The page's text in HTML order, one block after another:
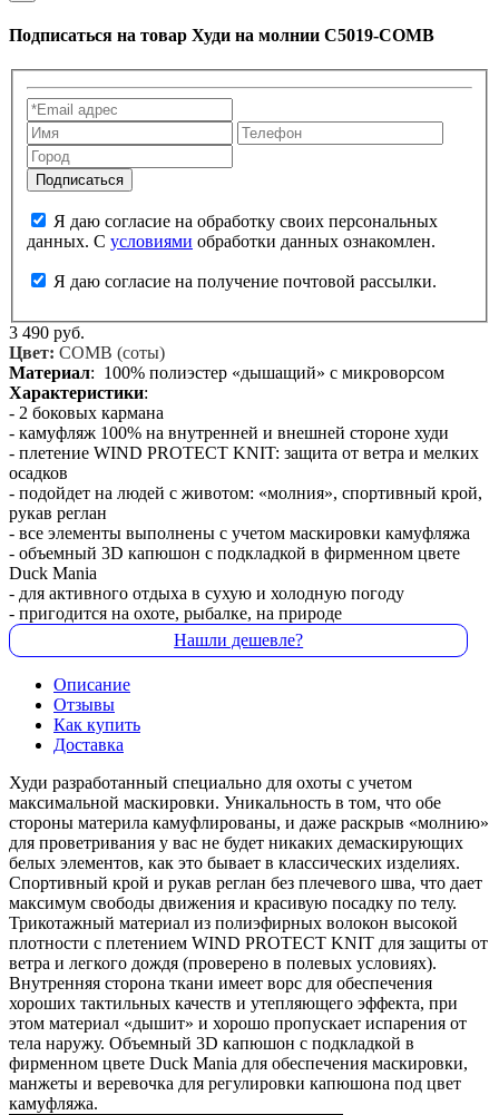
Подписаться на товар Худи на молнии C5019-COMB
данных. С условиями обработки данных ознакомлен.
Я даю согласие на получение почтовой рассылки.
3 490 руб.
Цвет: COMB (соты)
Материал: 100% полиэстер «дышащий» с микроворсом
Характеристики:
- 2 боковых кармана
- камуфляж 100% на внутренней и внешней стороне худи
- плетение WIND PROTECT KNIT: защита от ветра и мелких
осадков
- подойдет на людей с животом: «молния», спортивный крой,
рукав реглан
- все элементы выполнены с учетом маскировки камуфляжа
- объемный 3D капюшон с подкладкой в фирменном цвете
Duck Mania
- для активного отдыха в сухую и холодную погоду
- пригодится на охоте, рыбалке, на природе
Нашли дешевле?
Описание
Отзывы
Как купить
Доставка
Худи разработанный специально для охоты с учетом
максимальной маскировки. Уникальность в том, что обе
стороны материла камуфлированы, и даже раскрыв «молнию»
для проветривания у вас не будет никаких демаскирующих
белых элементов, как это бывает в классических изделиях.
Спортивный крой и рукав реглан без плечевого шва, что дает
максимум свободы движения и красивую посадку по телу.
Трикотажный материал из полиэфирных волокон высокой
плотности с плетением WIND PROTECT KNIT для защиты от
ветра и легкого дождя (проверено в полевых условиях).
Внутренняя сторона ткани имеет ворс для обеспечения
хороших тактильных качеств и утепляющего эффекта, при
этом материал «дышит» и хорошо пропускает испарения от
тела наружу. Объемный 3D капюшон с подкладкой в
фирменном цвете Duck Mania для обеспечения маскировки,
манжеты и веревочка для регулировки капюшона под цвет
камуфляжа.